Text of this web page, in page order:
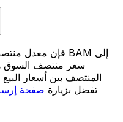
المنتصف بين أسعار
لمعرفة تكلفة هذا التحويل مع Xe، تفضل بزيارة صفحة